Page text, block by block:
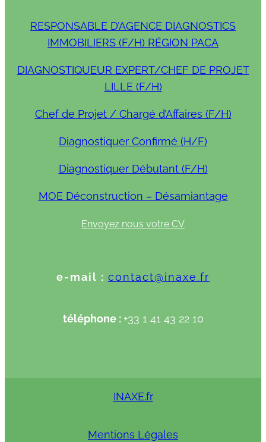
RESPONSABLE D’AGENCE DIAGNOSTICS
IMMOBILIERS (F/H) RÉGION PACA
DIAGNOSTIQUEUR EXPERT/CHEF DE PROJET
LILLE (F/H)
Chef de Projet / Chargé d’Affaires (F/H)
Diagnostiquer Confirmé (H/F)
Diagnostiquer Débutant (F/H)
MOE Déconstruction – Désamiantage
Envoyez nous votre CV
e-mail : contact@inaxe.fr
téléphone : +33 1 41 43 22 10
INAXE.fr
Mentions Légales